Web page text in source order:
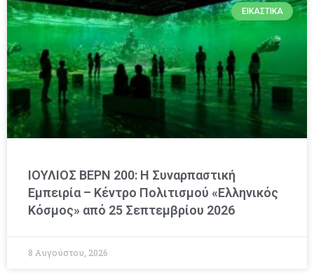
ΕΙΚΑΣΤΙΚΆ
ΙΟΥΛΙΟΣ ΒΕΡΝ 200: Η Συναρπαστική
Εμπειρία – Κέντρο Πολιτισμού «Ελληνικός
Κόσμος» από 25 Σεπτεμβρίου 2026
8 Αυγούστου, 2026